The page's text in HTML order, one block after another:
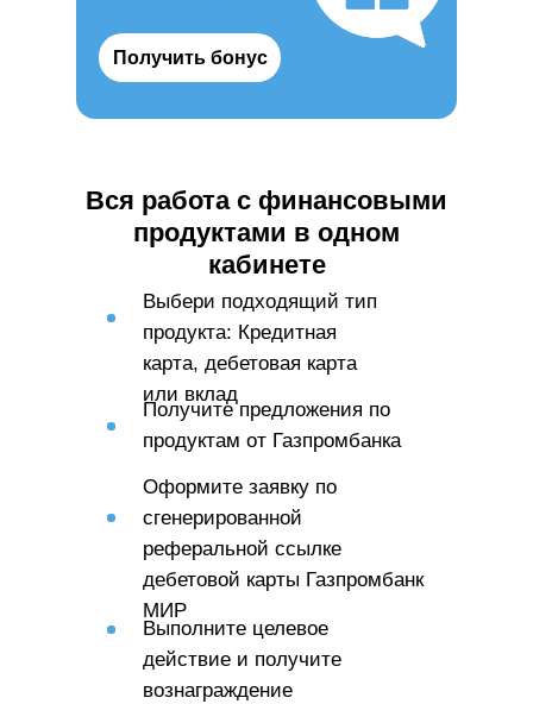
Получить бонус
Вся работа с финансовыми
продуктами в одном
кабинете
Выбери подходящий тип
продукта: Кредитная
карта, дебетовая карта
или вклад
Получите предложения по
продуктам от Газпромбанка
Оформите заявку по
сгенерированной
реферальной ссылке
дебетовой карты Газпромбанк
МИР
Выполните целевое
действие и получите
вознаграждение